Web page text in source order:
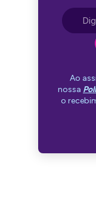
Ao
nossa
o